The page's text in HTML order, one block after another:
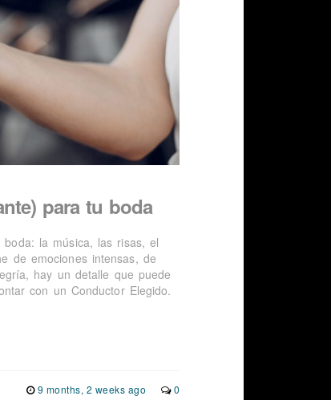
para tu boda
la música, las risas, el
de emociones intensas, de
hay un detalle que puede
con un Conductor Elegido.
9 months, 2 weeks ago 0